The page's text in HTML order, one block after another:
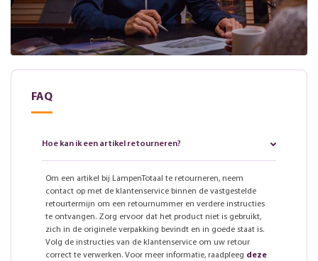
FAQ
Hoe kan ik een artikel retourneren?
Om een artikel bij LampenTotaal te retourneren, neem
contact op met de klantenservice binnen de vastgestelde
retourtermijn om een retournummer en verdere instructies
te ontvangen. Zorg ervoor dat het product niet is gebruikt,
zich in de originele verpakking bevindt en in goede staat is.
Volg de instructies van de klantenservice om uw retour
correct te verwerken. Voor meer informatie, raadpleeg deze